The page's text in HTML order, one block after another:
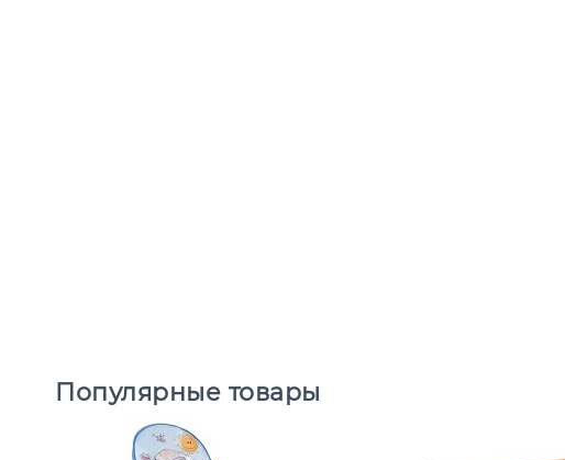
Популярные товары